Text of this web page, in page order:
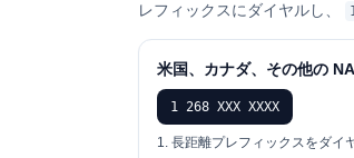
レフィックスにダイヤルし、
米国、カナダ、その他の
1 268 XXX XXXX
長距離プレフィックスをダイ